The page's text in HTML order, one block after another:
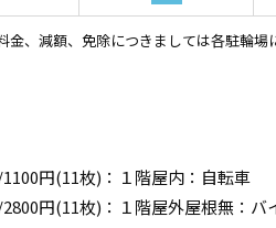
金、減額、免除につきましては各駐輪場
円(11枚)：１階屋内：自転車
円(11枚)：１階屋外屋根無：